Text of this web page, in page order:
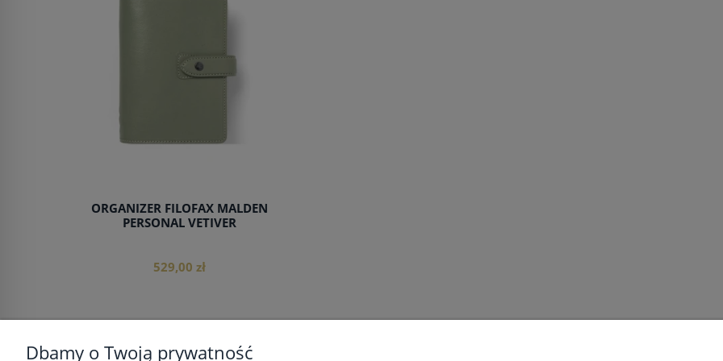
ORGANIZER FILOFAX MALDEN
PERSONAL VETIVER
529,00 zł
Dbamy o Twoją prywatność